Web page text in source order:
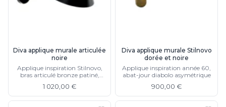
Diva applique murale articulée
noire
Applique inspiration Stilnovo,
bras articulé bronze patiné,
asymétrique
1 020,00 €
Diva applique murale Stilnovo
dorée et noire
Applique inspiration année 60,
abat-jour diabolo asymétrique
900,00 €